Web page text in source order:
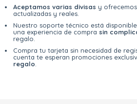
Aceptamos varias divisas y
actualizadas y reales.
Nuestro soporte técnico está
una experiencia de compra sin
regalo.
Compra tu tarjeta sin necesidad de
cuenta te esperan promociones
regalo